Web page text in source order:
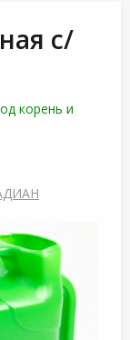
с/
корень и